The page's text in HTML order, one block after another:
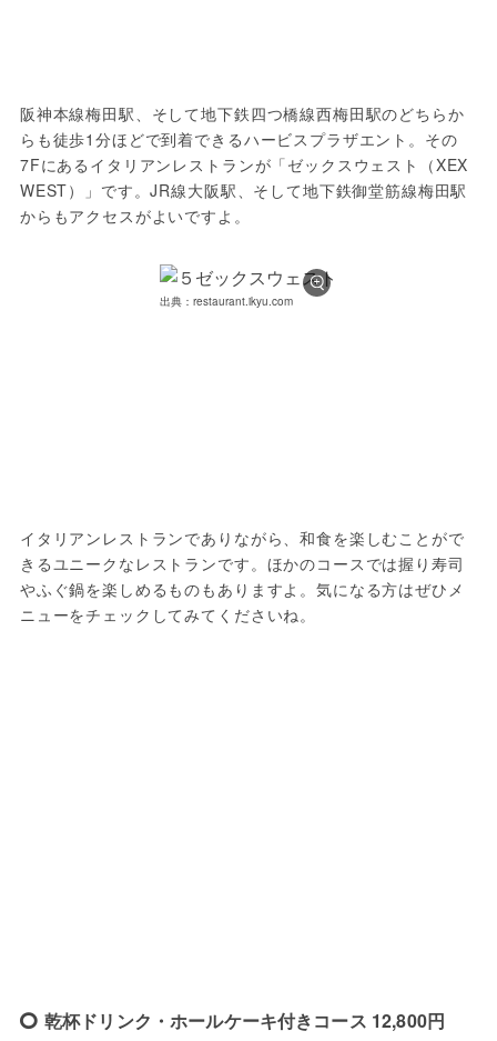
阪神本線梅田駅、そして地下鉄四つ橋線西梅田駅のどちらか
らも徒歩1分ほどで到着できるハービスプラザエント。その
7Fにあるイタリアンレストランが「ゼックスウェスト（XEX
WEST）」です。JR線大阪駅、そして地下鉄御堂筋線梅田駅
からもアクセスがよいですよ。
出典：restaurant.ikyu.com
イタリアンレストランでありながら、和食を楽しむことがで
きるユニークなレストランです。ほかのコースでは握り寿司
やふぐ鍋を楽しめるものもありますよ。気になる方はぜひメ
ニューをチェックしてみてくださいね。
乾杯ドリンク・ホールケーキ付きコース 12,800円